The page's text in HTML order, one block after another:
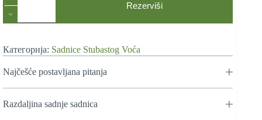
Voća
Jabuka
Vreteno
Rezerviši
Категорија: Sadnice Stubastog Voća
Najčešće postavljana pitanja
Razdaljina sadnje sadnica